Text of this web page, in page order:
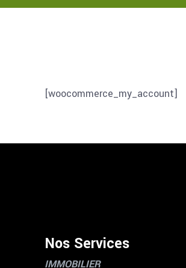
[woocommerce_my_account]
Nos Services
IMMOBILIER